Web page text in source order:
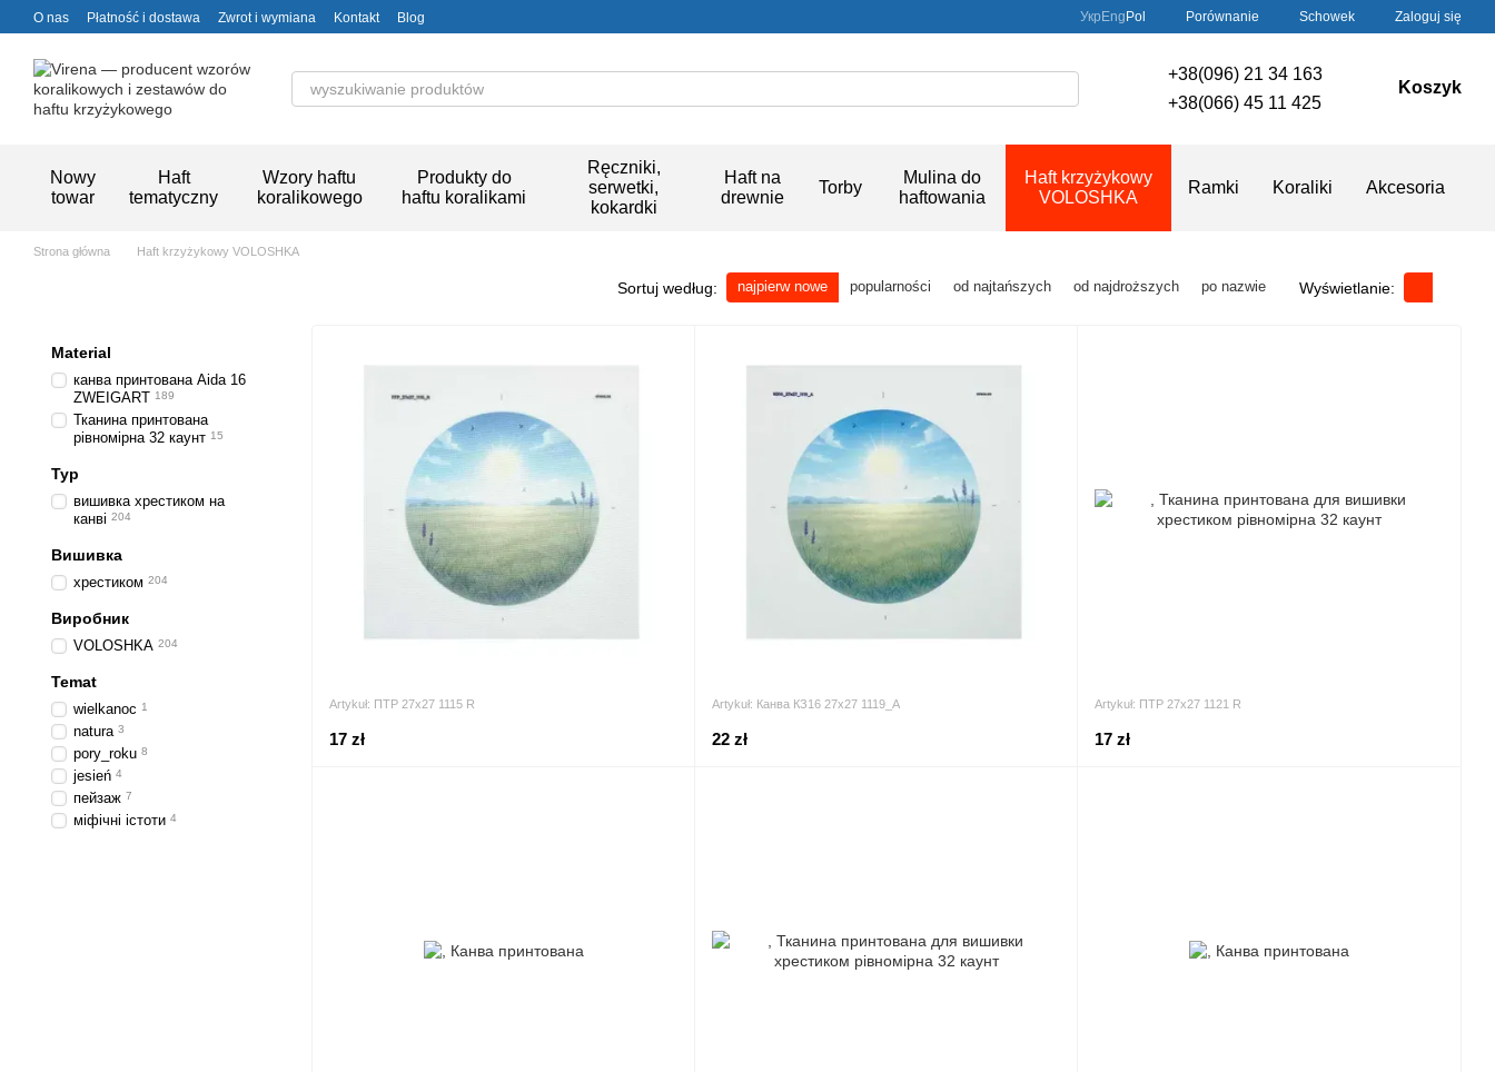
Przejdź do głównej treści
O nas Płatność i dostawa Zwrot i wymiana Kontakt Blog Укр Eng Pol Porównanie Schowek Zaloguj się
+38(096) 21 34 163
+38(066) 45 11 425
Koszyk
Nowy
towar
Haft
tematyczny
Wzory haftu
koralikowego
Produkty do
haftu koralikami
Ręczniki,
serwetki,
kokardki
Haft na
drewnie
Torby
Mulina do
haftowania
Haft krzyżykowy
VOLOSHKA
Ramki Koraliki Akcesoria
Strona główna Haft krzyżykowy VOLOSHKA
Sortuj według: najpierw nowe popularności od najtańszych od najdroższych po nazwie Wyświetlanie:
Artykuł: ПТР 27х27 1115 R
17 zł
Artykuł: Канва КЗ16 27х27 1119_А
22 zł
Artykuł: ПТР 27х27 1121 R
17 zł
Material
канва принтована Aida 16
ZWEIGART 189
Тканина принтована
рівномірна 32 каунт 15
Typ
вишивка хрестиком на
канві 204
Вишивка
хрестиком 204
Виробник
VOLOSHKA 204
Temat
wielkanoc 1
natura 3
pory_roku 8
jesień 4
пейзаж 7
міфічні істоти 4